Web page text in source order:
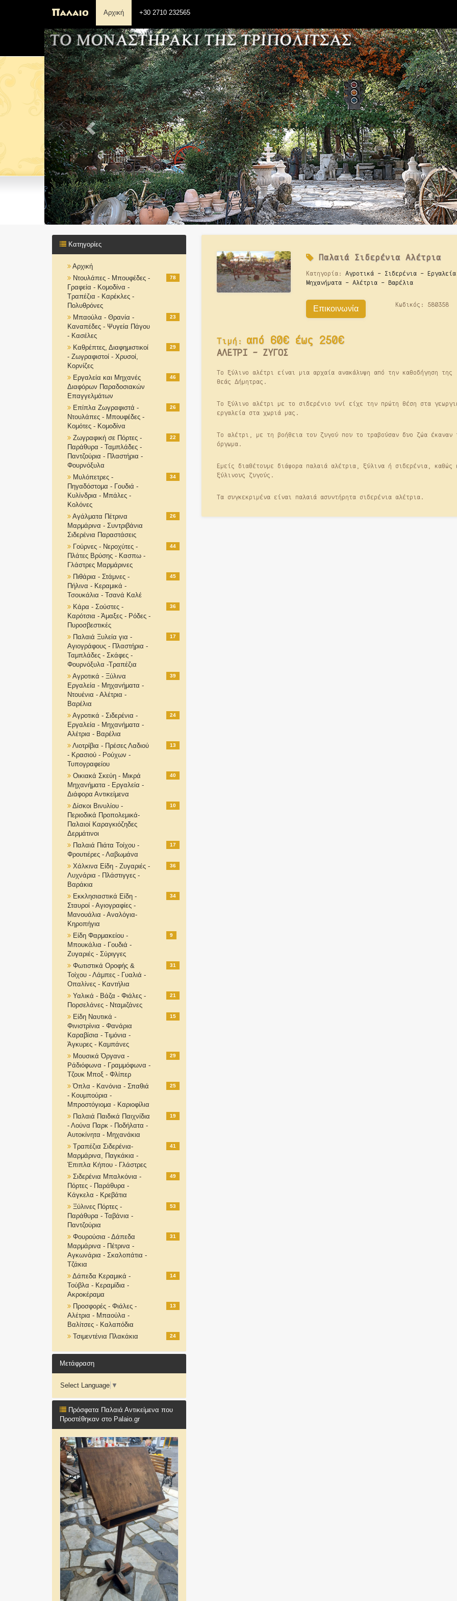
Αρχική +30 2710 232565
Previous
Κατηγορίες
Αρχική
Ντουλάπες - Μπουφέδες -
Γραφεία - Κομοδίνα -
Τραπέζια - Καρέκλες -
Πολυθρόνες
78
Μπαούλα - Θρανία -
Καναπέδες - Ψυγεία Πάγου
- Κασέλες
23
Καθρέπτες, Διαφημιστικοί
- Ζωγραφιστοί - Χρυσοί,
Κορνίζες
29
Εργαλεία και Μηχανές
Διαφόρων Παραδοσιακών
Επαγγελμάτων
46
Επίπλα Ζωγραφιστά -
Ντουλάπες - Μπουφέδες -
Κομότες - Κομοδίνα
26
Ζωγραφική σε Πόρτες -
Παράθυρα - Ταμπλάδες -
Παντζούρια - Πλαστήρια -
Φουρνόξυλα
22
Μυλόπετρες -
Πηγαδόστομα - Γουδιά -
Κυλίνδρια - Μπάλες -
Κολόνες
34
Αγάλματα Πέτρινα
Μαρμάρινα - Συντριβάνια
Σιδερένια Παραστάσεις
26
Γούρνες - Νεροχύτες -
Πλάτες Βρύσης - Κασπω -
Γλάστρες Μαρμάρινες
44
Πιθάρια - Στάμνες -
Πήλινα - Κεραμικά -
Τσουκάλια - Τσανά Καλέ
45
Κάρα - Σούστες -
Καρότσια - Άμαξες - Ρόδες -
Πυροσβεστικές
36
Παλαιά Ξυλεία για -
Αγιογράφους - Πλαστήρια -
Ταμπλάδες - Σκάφες -
Φουρνόξυλα -Τραπέζια
17
Αγροτικά - Ξύλινα
Εργαλεία - Μηχανήματα -
Ντουένια - Αλέτρια -
Βαρέλια
39
Αγροτικά - Σιδερένια -
Εργαλεία - Μηχανήματα -
Αλέτρια - Βαρέλια
24
Λιοτρίβια - Πρέσες Λαδιού
- Κρασιού - Ρούχων -
Τυπογραφείου
13
Οικιακά Σκεύη - Μικρά
Μηχανήματα - Εργαλεία -
Διάφορα Αντικείμενα
40
Δίσκοι Βινυλίου -
Περιοδικά Προπολεμικά-
Παλαιοί Καραγκιόζηδες
Δερμάτινοι
10
Παλαιά Πιάτα Τοίχου -
Φρουτιέρες - Λαβωμάνα
17
Χάλκινα Είδη - Ζυγαριές -
Λυχνάρια - Πλάστιγγες -
Βαράκια
36
Εκκλησιαστικά Είδη -
Σταυροί - Αγιογραφίες -
Μανουάλια - Αναλόγια-
Κηροπήγια
34
Είδη Φαρμακείου -
Μπουκάλια - Γουδιά -
Ζυγαριές - Σύριγγες
9
Φωτιστικά Οροφής &
Τοίχου - Λάμπες - Γυαλιά -
Οπαλίνες - Καντήλια
31
Υαλικά - Βάζα - Φιάλες -
Πορσελάνες - Νταμιζάνες
21
Είδη Ναυτικά -
Φινιστρίνια - Φανάρια
Καραβίσια - Τιμόνια -
Άγκυρες - Καμπάνες
15
Μουσικά Όργανα -
Ράδιόφωνα - Γραμμόφωνα -
Τζουκ Μποξ - Φλίπερ
29
Όπλα - Κανόνια - Σπαθιά
- Κουμπούρια -
Μπροστόγιομα - Καριοφίλια
25
Παλαιά Παιδικά Παιχνίδια
- Λούνα Παρκ - Ποδήλατα -
Αυτοκίνητα - Μηχανάκια
19
Τραπέζια Σιδερένια-
Μαρμάρινα, Παγκάκια -
Έπιπλα Κήπου - Γλάστρες
41
Σιδερένια Μπαλκόνια -
Πόρτες - Παράθυρα -
Κάγκελα - Κρεβάτια
49
Ξύλινες Πόρτες -
Παράθυρα - Ταβάνια -
Παντζούρια
53
Φουρούσια - Δάπεδα
Μαρμάρινα - Πέτρινα -
Αγκωνάρια - Σκαλοπάτια -
Τζάκια
31
Δάπεδα Κεραμικά -
Τούβλα - Κεραμίδια -
Ακροκέραμα
14
Προσφορές - Φιάλες -
Αλέτρια - Μπαούλα -
Βαλίτσες - Καλαπόδια
13
Τσιμεντένια Πλακάκια 24
Μετάφραση
Select Language ▼
Πρόσφατα Παλαιά Αντικείμενα που
Προστέθηκαν στο Palaio.gr
ΠαλαιάΣιδερένια Αλέτρια
Κατηγορία: Αγροτικά - Σιδερένια -
Μηχανήματα - Αλέτρια - Βαρέλια
Κωδικός: 580358
Επικοινωνία
Τιμή: από 60€ έως 250€
ΑΛΕΤΡΙ – ΖΥΓΟΣ
Το ξύλινο αλέτρι είναι μια αρχαία ανακάλυψη από την καθοδήγηση της
θεάς Δήμητρας.
Το ξύλινο αλέτρι με το σιδερένιο υνί είχε την πρώτη θέση στα
εργαλεία στα χωριά μας.
Το αλέτρι, με τη βοήθεια του ζυγού που το τραβούσαν δυο ζώα έκαναν
όργωμα.
Εμείς διαθέτουμε διάφορα παλαιά αλέτρια, ξύλινα ή σιδερένια, καθώς
ξύλινους ζυγούς.
Τα συγκεκριμένα είναι παλαιά ασυντήρητα σιδερένια αλέτρια.